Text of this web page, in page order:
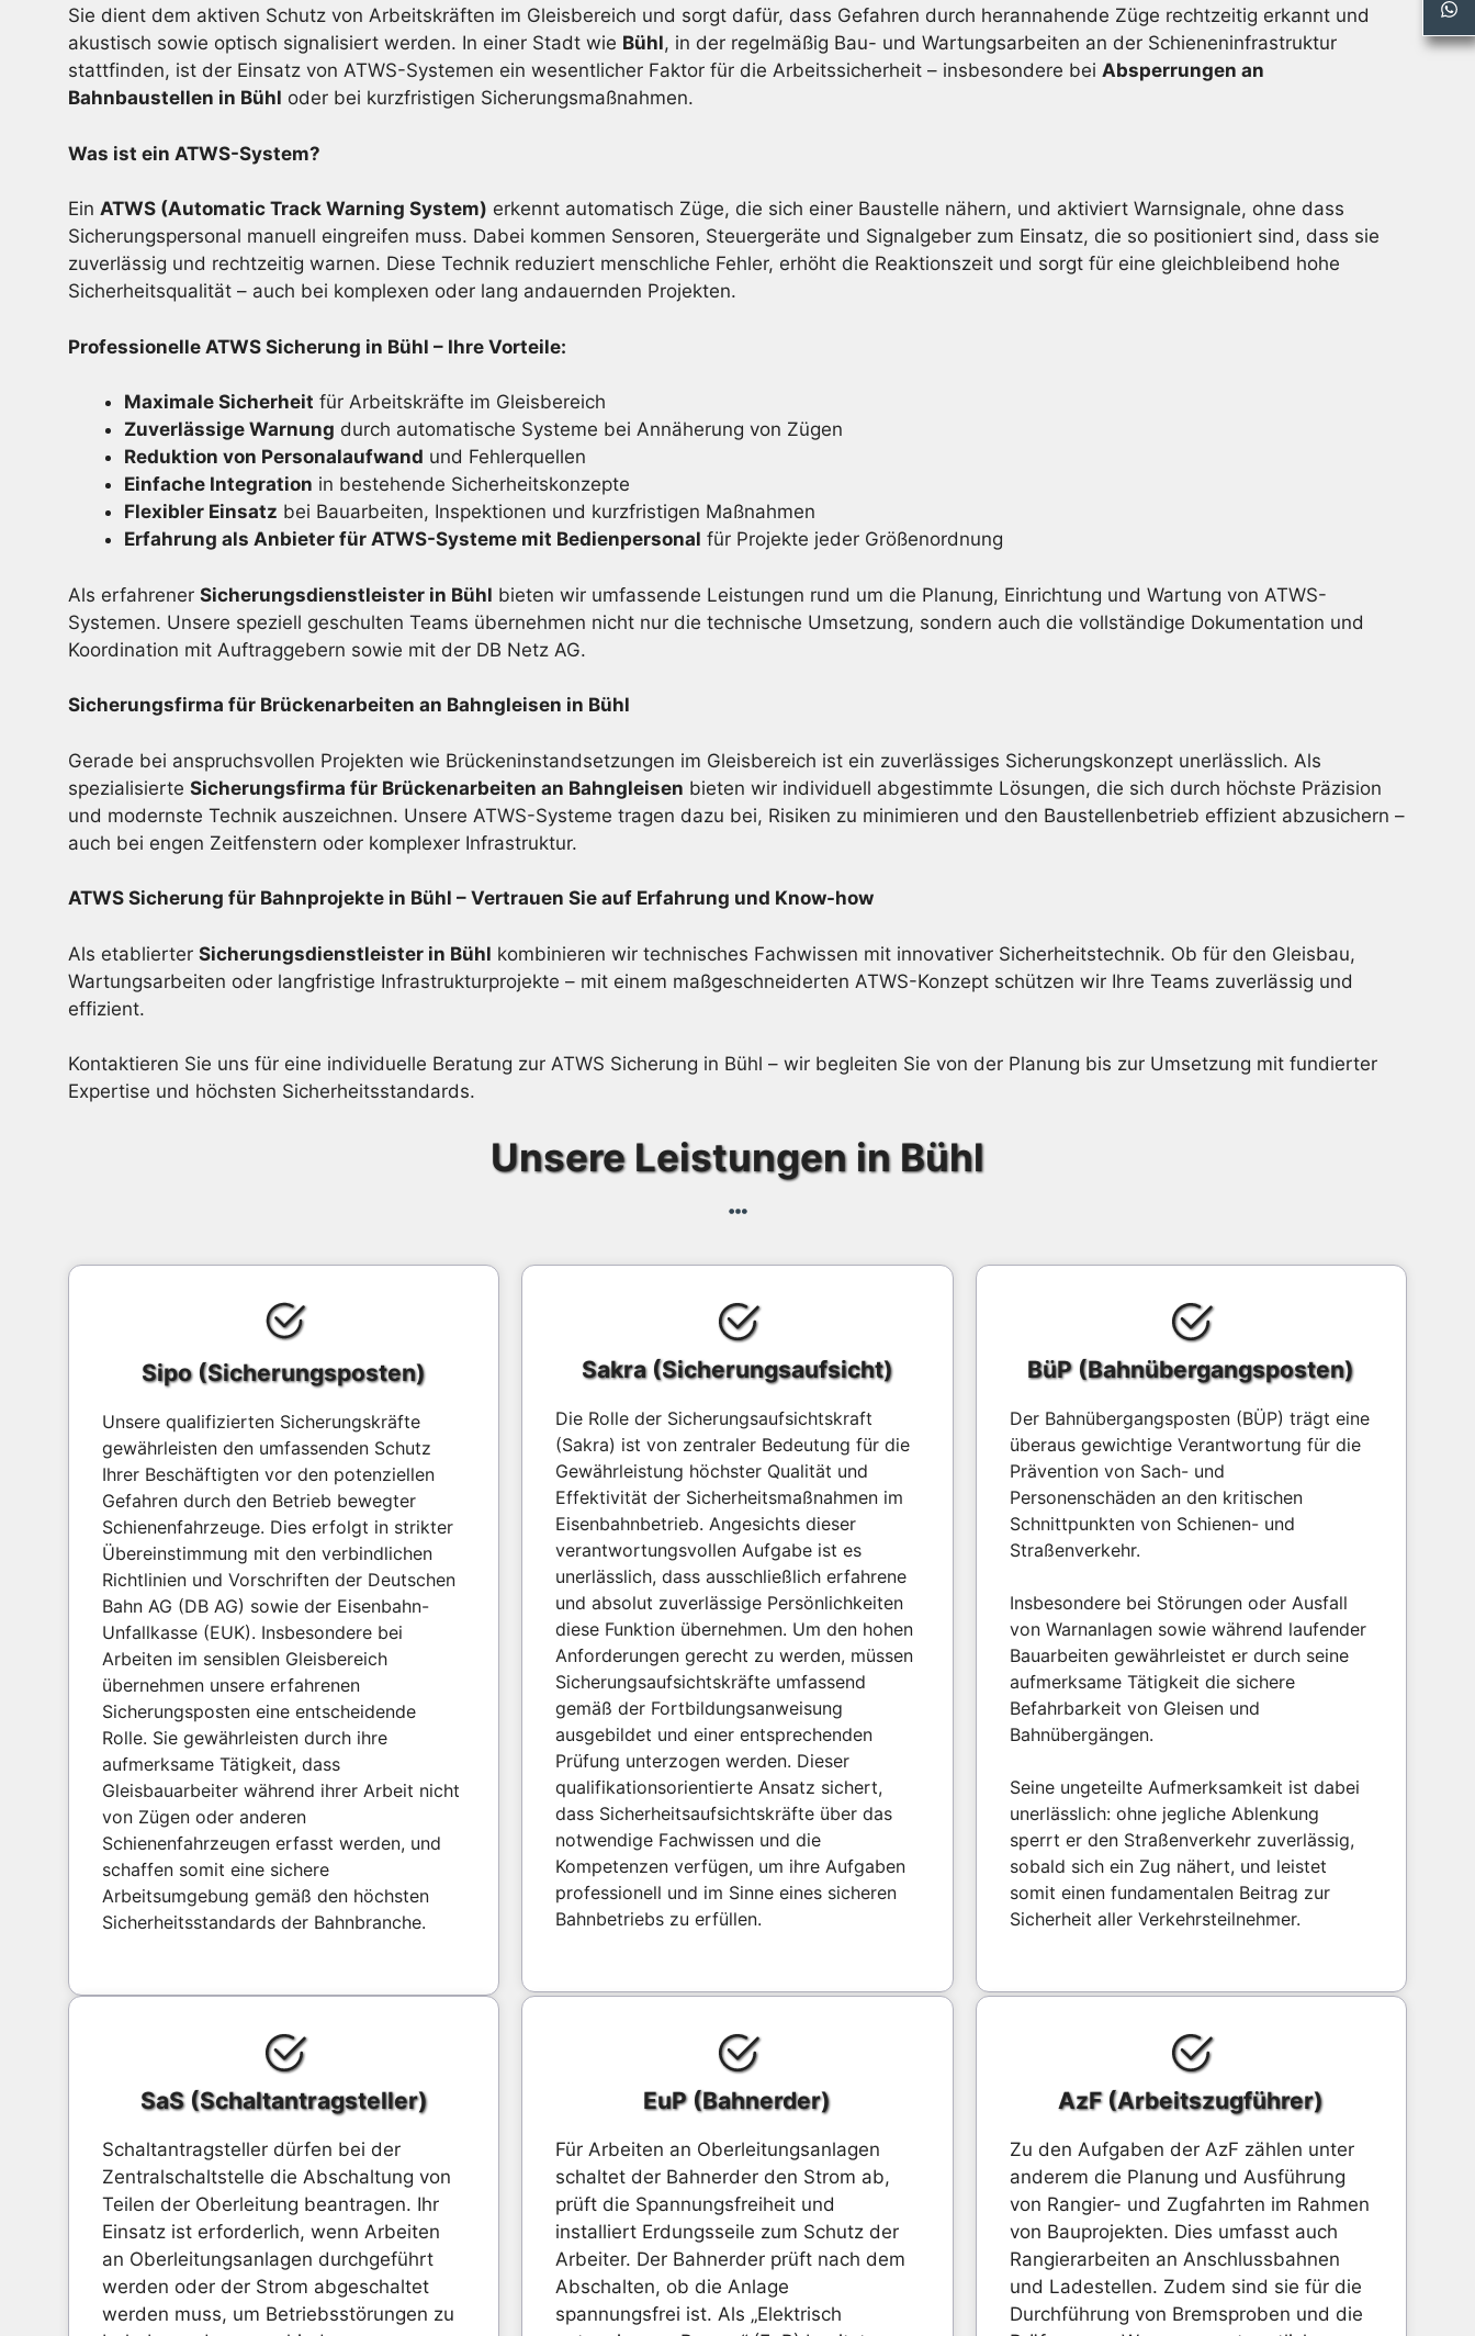
Sie dient dem aktiven Schutz von Arbeitskräften im Gleisbereich und sorgt dafür, dass Gefahren durch herannahende Züge rechtzeitig erkannt und
akustisch sowie optisch signalisiert werden. In einer Stadt wie Bühl, in der regelmäßig Bau- und Wartungsarbeiten an der Schieneninfrastruktur
stattfinden, ist der Einsatz von ATWS-Systemen ein wesentlicher Faktor für die Arbeitssicherheit – insbesondere bei Absperrungen an
Bahnbaustellen in Bühl oder bei kurzfristigen Sicherungsmaßnahmen.
Was ist ein ATWS-System?
Ein ATWS (Automatic Track Warning System) erkennt automatisch Züge, die sich einer Baustelle nähern, und aktiviert Warnsignale, ohne dass
Sicherungspersonal manuell eingreifen muss. Dabei kommen Sensoren, Steuergeräte und Signalgeber zum Einsatz, die so positioniert sind, dass sie
zuverlässig und rechtzeitig warnen. Diese Technik reduziert menschliche Fehler, erhöht die Reaktionszeit und sorgt für eine gleichbleibend hohe
Sicherheitsqualität – auch bei komplexen oder lang andauernden Projekten.
Professionelle ATWS Sicherung in Bühl – Ihre Vorteile:
Maximale Sicherheit für Arbeitskräfte im Gleisbereich
Zuverlässige Warnung durch automatische Systeme bei Annäherung von Zügen
Reduktion von Personalaufwand und Fehlerquellen
Einfache Integration in bestehende Sicherheitskonzepte
Flexibler Einsatz bei Bauarbeiten, Inspektionen und kurzfristigen Maßnahmen
Erfahrung als Anbieter für ATWS-Systeme mit Bedienpersonal für Projekte jeder Größenordnung
Als erfahrener Sicherungsdienstleister in Bühl bieten wir umfassende Leistungen rund um die Planung, Einrichtung und Wartung von ATWS-
Systemen. Unsere speziell geschulten Teams übernehmen nicht nur die technische Umsetzung, sondern auch die vollständige Dokumentation und
Koordination mit Auftraggebern sowie mit der DB Netz AG.
Sicherungsfirma für Brückenarbeiten an Bahngleisen in Bühl
Gerade bei anspruchsvollen Projekten wie Brückeninstandsetzungen im Gleisbereich ist ein zuverlässiges Sicherungskonzept unerlässlich. Als
spezialisierte Sicherungsfirma für Brückenarbeiten an Bahngleisen bieten wir individuell abgestimmte Lösungen, die sich durch höchste Präzision
und modernste Technik auszeichnen. Unsere ATWS-Systeme tragen dazu bei, Risiken zu minimieren und den Baustellenbetrieb effizient abzusichern –
auch bei engen Zeitfenstern oder komplexer Infrastruktur.
ATWS Sicherung für Bahnprojekte in Bühl – Vertrauen Sie auf Erfahrung und Know-how
Als etablierter Sicherungsdienstleister in Bühl kombinieren wir technisches Fachwissen mit innovativer Sicherheitstechnik. Ob für den Gleisbau,
Wartungsarbeiten oder langfristige Infrastrukturprojekte – mit einem maßgeschneiderten ATWS-Konzept schützen wir Ihre Teams zuverlässig und
effizient.
Kontaktieren Sie uns für eine individuelle Beratung zur ATWS Sicherung in Bühl – wir begleiten Sie von der Planung bis zur Umsetzung mit fundierter
Expertise und höchsten Sicherheitsstandards.
Unsere Leistungen in Bühl
Sipo (Sicherungsposten)
Unsere qualifizierten Sicherungskräfte
gewährleisten den umfassenden Schutz
Ihrer Beschäftigten vor den potenziellen
Gefahren durch den Betrieb bewegter
Schienenfahrzeuge. Dies erfolgt in strikter
Übereinstimmung mit den verbindlichen
Richtlinien und Vorschriften der Deutschen
Bahn AG (DB AG) sowie der Eisenbahn-
Unfallkasse (EUK). Insbesondere bei
Arbeiten im sensiblen Gleisbereich
übernehmen unsere erfahrenen
Sicherungsposten eine entscheidende
Rolle. Sie gewährleisten durch ihre
aufmerksame Tätigkeit, dass
Gleisbauarbeiter während ihrer Arbeit nicht
von Zügen oder anderen
Schienenfahrzeugen erfasst werden, und
schaffen somit eine sichere
Arbeitsumgebung gemäß den höchsten
Sicherheitsstandards der Bahnbranche.
Sakra (Sicherungsaufsicht)
Die Rolle der Sicherungsaufsichtskraft
(Sakra) ist von zentraler Bedeutung für die
Gewährleistung höchster Qualität und
Effektivität der Sicherheitsmaßnahmen im
Eisenbahnbetrieb. Angesichts dieser
verantwortungsvollen Aufgabe ist es
unerlässlich, dass ausschließlich erfahrene
und absolut zuverlässige Persönlichkeiten
diese Funktion übernehmen. Um den hohen
Anforderungen gerecht zu werden, müssen
Sicherungsaufsichtskräfte umfassend
gemäß der Fortbildungsanweisung
ausgebildet und einer entsprechenden
Prüfung unterzogen werden. Dieser
qualifikationsorientierte Ansatz sichert,
dass Sicherheitsaufsichtskräfte über das
notwendige Fachwissen und die
Kompetenzen verfügen, um ihre Aufgaben
professionell und im Sinne eines sicheren
Bahnbetriebs zu erfüllen.
BüP (Bahnübergangsposten)
Der Bahnübergangsposten (BÜP) trägt eine
überaus gewichtige Verantwortung für die
Prävention von Sach- und
Personenschäden an den kritischen
Schnittpunkten von Schienen- und
Straßenverkehr.
Insbesondere bei Störungen oder Ausfall
von Warnanlagen sowie während laufender
Bauarbeiten gewährleistet er durch seine
aufmerksame Tätigkeit die sichere
Befahrbarkeit von Gleisen und
Bahnübergängen.
Seine ungeteilte Aufmerksamkeit ist dabei
unerlässlich: ohne jegliche Ablenkung
sperrt er den Straßenverkehr zuverlässig,
sobald sich ein Zug nähert, und leistet
somit einen fundamentalen Beitrag zur
Sicherheit aller Verkehrsteilnehmer.
SaS (Schaltantragsteller)
Schaltantragsteller dürfen bei der
Zentralschaltstelle die Abschaltung von
Teilen der Oberleitung beantragen. Ihr
Einsatz ist erforderlich, wenn Arbeiten
an Oberleitungsanlagen durchgeführt
werden oder der Strom abgeschaltet
werden muss, um Betriebsstörungen zu
EuP (Bahnerder)
Für Arbeiten an Oberleitungsanlagen
schaltet der Bahnerder den Strom ab,
prüft die Spannungsfreiheit und
installiert Erdungsseile zum Schutz der
Arbeiter. Der Bahnerder prüft nach dem
Abschalten, ob die Anlage
spannungsfrei ist. Als „Elektrisch
AzF (Arbeitszugführer)
Zu den Aufgaben der AzF zählen unter
anderem die Planung und Ausführung
von Rangier- und Zugfahrten im Rahmen
von Bauprojekten. Dies umfasst auch
Rangierarbeiten an Anschlussbahnen
und Ladestellen. Zudem sind sie für die
Durchführung von Bremsproben und die